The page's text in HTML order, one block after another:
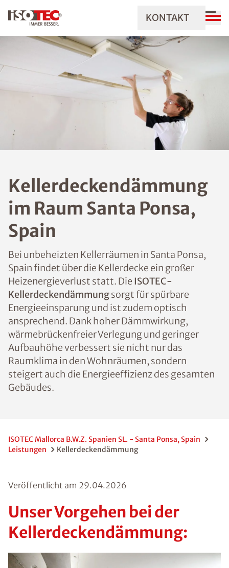
KONTAKT
Kellerdeckendämmung
im Raum Santa Ponsa,
Spain
Bei unbeheizten Kellerräumen in Santa Ponsa,
Spain findet über die Kellerdecke ein großer
Heizenergieverlust statt. Die ISOTEC-
Kellerdeckendämmungsorgt für spürbare
Energieeinsparung und ist zudem optisch
ansprechend. Dank hoher Dämmwirkung,
wärmebrückenfreier Verlegung und geringer
Aufbauhöhe verbessert sie nicht nur das
Raumklima in den Wohnräumen, sondern
steigert auch die Energieeffizienz des gesamten
Gebäudes.
ISOTEC Mallorca B.W.Z. Spanien SL. - Santa Ponsa, Spain
Leistungen
Kellerdeckendämmung
Veröffentlicht am 29.04.2026
Unser Vorgehen bei der
Kellerdeckendämmung: